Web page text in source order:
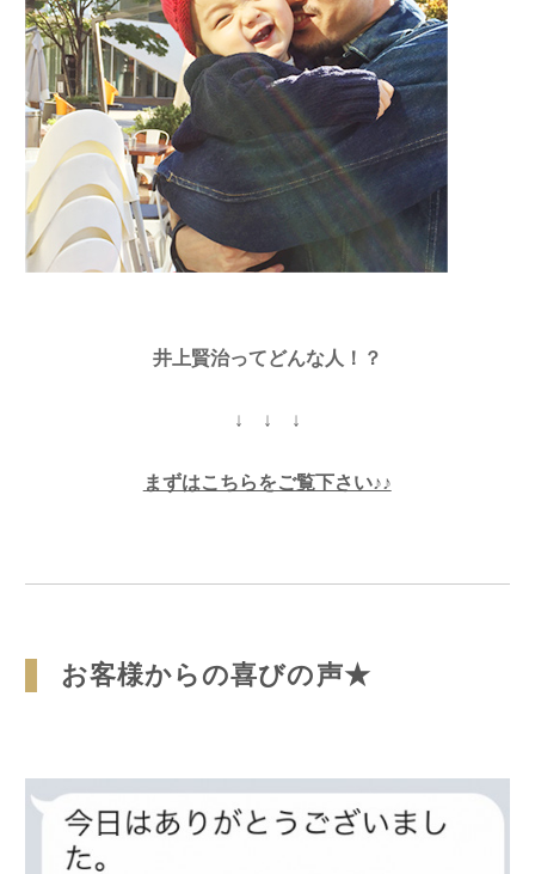
井上賢治ってどんな人！？
↓ ↓ ↓
まずはこちらをご覧下さい♪♪
お客様からの喜びの声★